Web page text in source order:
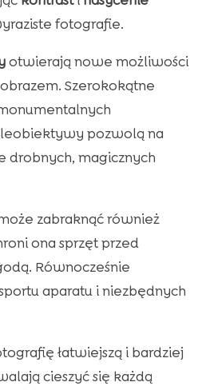
fotografie.
otwierają nowe możliwości
Szerokokątne
pozwolą na
drobnych, magicznych
zabraknąć również
ona sprzęt przed
Równocześnie
aparatu i niezbędnych
łatwiejszą i bardziej
cieszyć się każdą